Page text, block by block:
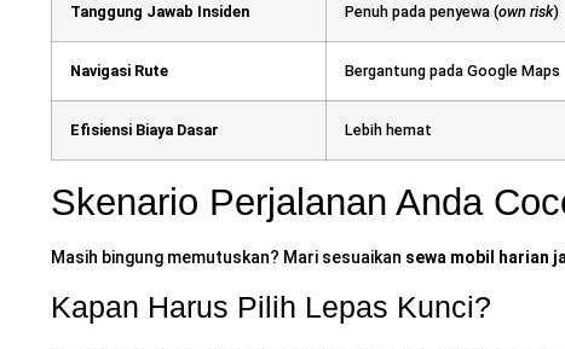
Tanggung Jawab Insiden Penuh pada penyewa (own risk)
Navigasi Rute Bergantung pada Google Maps
Efisiensi Biaya Dasar Lebih hemat
Skenario Perjalanan Anda
Masih bingung memutuskan? Mari sesuaikan sewa mobil harian
Kapan Harus Pilih Lepas Kunci?